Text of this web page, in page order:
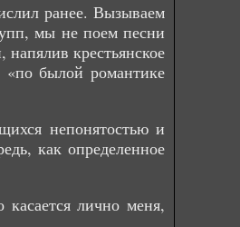
ранее. Вызываем
мы не поем песни
крестьянское
«по былой романтике
непонятостью и
как определенное
лично меня,